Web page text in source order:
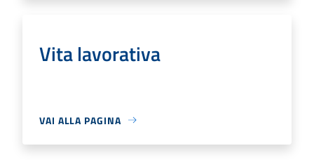
Vita lavorativa
VAI ALLA PAGINA